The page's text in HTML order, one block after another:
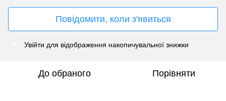
Повідомити, коли з'явиться
Увійти для відображення накопичувальної знижки
До обраного Порівняти